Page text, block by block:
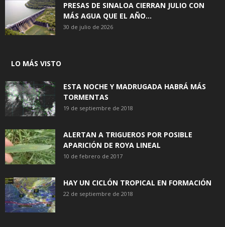
PRESAS DE SINALOA CIERRAN JULIO CON
MÁS AGUA QUE EL AÑO...
30 de julio de 2026
LO MÁS VISTO
ESTA NOCHE Y MADRUGADA HABRÁ MÁS
TORMENTAS
19 de septiembre de 2018
ALERTAN A TRIGUEROS POR POSIBLE
APARICIÓN DE ROYA LINEAL
10 de febrero de 2017
HAY UN CICLÓN TROPICAL EN FORMACIÓN
22 de septiembre de 2018